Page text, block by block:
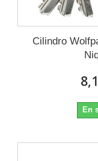
Cilindro
En